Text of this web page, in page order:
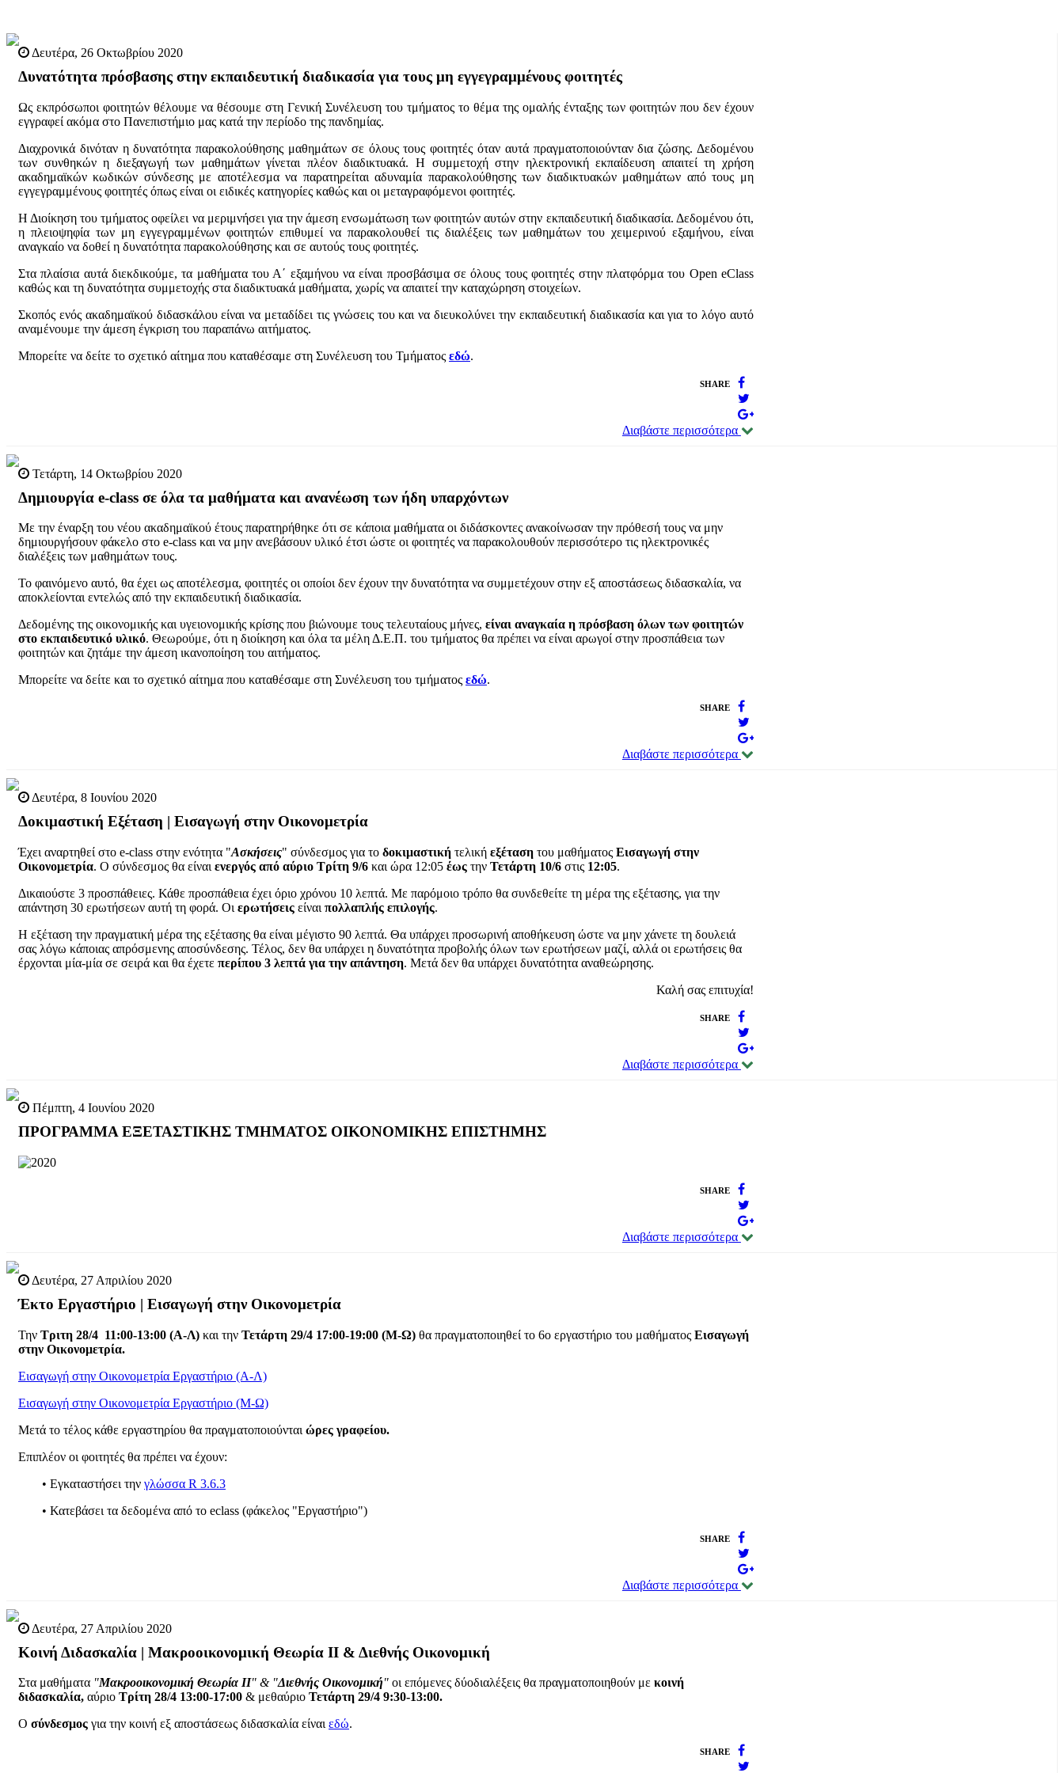
Δευτέρα, 26 Οκτωβρίου 2020
Δυνατότητα πρόσβασης στην εκπαιδευτική διαδικασία για τους μη εγγεγραμμένους φοιτητές
Ως εκπρόσωποι φοιτητών θέλουμε να θέσουμε στη Γενική Συνέλευση του τμήματος το θέμα της ομαλής ένταξης των φοιτητών που δεν έχουν
εγγραφεί ακόμα στο Πανεπιστήμιο μας κατά την περίοδο της πανδημίας.
Διαχρονικά δινόταν η δυνατότητα παρακολούθησης μαθημάτων σε όλους τους φοιτητές όταν αυτά πραγματοποιούνταν δια ζώσης. Δεδομένου
των συνθηκών η διεξαγωγή των μαθημάτων γίνεται πλέον διαδικτυακά. Η συμμετοχή στην ηλεκτρονική εκπαίδευση απαιτεί τη χρήση
ακαδημαϊκών κωδικών σύνδεσης με αποτέλεσμα να παρατηρείται αδυναμία παρακολούθησης των διαδικτυακών μαθημάτων από τους μη
εγγεγραμμένους φοιτητές όπως είναι οι ειδικές κατηγορίες καθώς και οι μεταγραφόμενοι φοιτητές.
Η Διοίκηση του τμήματος οφείλει να μεριμνήσει για την άμεση ενσωμάτωση των φοιτητών αυτών στην εκπαιδευτική διαδικασία. Δεδομένου ότι,
η πλειοψηφία των μη εγγεγραμμένων φοιτητών επιθυμεί να παρακολουθεί τις διαλέξεις των μαθημάτων του χειμερινού εξαμήνου, είναι
αναγκαίο να δοθεί η δυνατότητα παρακολούθησης και σε αυτούς τους φοιτητές.
Στα πλαίσια αυτά διεκδικούμε, τα μαθήματα του Α΄ εξαμήνου να είναι προσβάσιμα σε όλους τους φοιτητές στην πλατφόρμα του Open eClass
καθώς και τη δυνατότητα συμμετοχής στα διαδικτυακά μαθήματα, χωρίς να απαιτεί την καταχώρηση στοιχείων.
Σκοπός ενός ακαδημαϊκού διδασκάλου είναι να μεταδίδει τις γνώσεις του και να διευκολύνει την εκπαιδευτική διαδικασία και για το λόγο αυτό
αναμένουμε την άμεση έγκριση του παραπάνω αιτήματος.
Μπορείτε να δείτε το σχετικό αίτημα που καταθέσαμε στη Συνέλευση του Τμήματος εδώ.
SHARE
Διαβάστε περισσότερα
Τετάρτη, 14 Οκτωβρίου 2020
Δημιουργία e-class σε όλα τα μαθήματα και ανανέωση των ήδη υπαρχόντων
Με την έναρξη του νέου ακαδημαϊκού έτους παρατηρήθηκε ότι σε κάποια μαθήματα οι διδάσκοντες ανακοίνωσαν την πρόθεσή τους να μην
δημιουργήσουν φάκελο στο e-class και να μην ανεβάσουν υλικό έτσι ώστε οι φοιτητές να παρακολουθούν περισσότερο τις ηλεκτρονικές
διαλέξεις των μαθημάτων τους.
Το φαινόμενο αυτό, θα έχει ως αποτέλεσμα, φοιτητές οι οποίοι δεν έχουν την δυνατότητα να συμμετέχουν στην εξ αποστάσεως διδασκαλία, να
αποκλείονται εντελώς από την εκπαιδευτική διαδικασία.
Δεδομένης της οικονομικής και υγειονομικής κρίσης που βιώνουμε τους τελευταίους μήνες, είναι αναγκαία η πρόσβαση όλων των φοιτητών
στο εκπαιδευτικό υλικό. Θεωρούμε, ότι η διοίκηση και όλα τα μέλη Δ.Ε.Π. του τμήματος θα πρέπει να είναι αρωγοί στην προσπάθεια των
φοιτητών και ζητάμε την άμεση ικανοποίηση του αιτήματος.
Μπορείτε να δείτε και το σχετικό αίτημα που καταθέσαμε στη Συνέλευση του τμήματος εδώ.
SHARE
Διαβάστε περισσότερα
Δευτέρα, 8 Ιουνίου 2020
Δοκιμαστική Εξέταση | Εισαγωγή στην Οικονομετρία
Έχει αναρτηθεί στο e-class στην ενότητα "Ασκήσεις" σύνδεσμος για το δοκιμαστική τελική εξέταση του μαθήματος Εισαγωγή στην
Οικονομετρία. Ο σύνδεσμος θα είναι ενεργός από αύριο Τρίτη 9/6 και ώρα 12:05 έως την Τετάρτη 10/6 στις 12:05.
Δικαιούστε 3 προσπάθειες. Κάθε προσπάθεια έχει όριο χρόνου 10 λεπτά. Με παρόμοιο τρόπο θα συνδεθείτε τη μέρα της εξέτασης, για την
απάντηση 30 ερωτήσεων αυτή τη φορά. Οι ερωτήσεις είναι πολλαπλής επιλογής.
H εξέταση την πραγματική μέρα της εξέτασης θα είναι μέγιστο 90 λεπτά. Θα υπάρχει προσωρινή αποθήκευση ώστε να μην χάνετε τη δουλειά
σας λόγω κάποιας απρόσμενης αποσύνδεσης. Τέλος, δεν θα υπάρχει η δυνατότητα προβολής όλων των ερωτήσεων μαζί, αλλά οι ερωτήσεις θα
έρχονται μία-μία σε σειρά και θα έχετε περίπου 3 λεπτά για την απάντηση. Μετά δεν θα υπάρχει δυνατότητα αναθεώρησης.
Καλή σας επιτυχία!
SHARE
Διαβάστε περισσότερα
Πέμπτη, 4 Ιουνίου 2020
ΠΡΟΓΡΑΜΜΑ ΕΞΕΤΑΣΤΙΚΗΣ ΤΜΗΜΑΤΟΣ ΟΙΚΟΝΟΜΙΚΗΣ ΕΠΙΣΤΗΜΗΣ
SHARE
Διαβάστε περισσότερα
Δευτέρα, 27 Απριλίου 2020
Έκτο Εργαστήριο | Εισαγωγή στην Οικονομετρία
Την Τριτη 28/4 11:00-13:00 (Α-Λ) και την Τετάρτη 29/4 17:00-19:00 (Μ-Ω) θα πραγματοποιηθεί το 6ο εργαστήριο του μαθήματος Εισαγωγή
στην Οικονομετρία.
Εισαγωγή στην Οικονομετρία Εργαστήριο (Α-Λ)
Εισαγωγή στην Οικονομετρία Εργαστήριο (Μ-Ω)
Μετά το τέλος κάθε εργαστηρίου θα πραγματοποιούνται ώρες γραφείου.
Επιπλέον οι φοιτητές θα πρέπει να έχουν:
• Εγκαταστήσει την γλώσσα R 3.6.3
• Κατεβάσει τα δεδομένα από το eclass (φάκελος "Εργαστήριο")
SHARE
Διαβάστε περισσότερα
Δευτέρα, 27 Απριλίου 2020
Κοινή Διδασκαλία | Μακροοικονομική Θεωρία ΙΙ & Διεθνής Οικονομική
Στα μαθήματα "Μακροοικονομική Θεωρία ΙΙ" & "Διεθνής Οικονομική" οι επόμενες δύοδιαλέξεις θα πραγματοποιηθούν με κοινή
διδασκαλία, αύριο Τρίτη 28/4 13:00-17:00 & μεθαύριο Τετάρτη 29/4 9:30-13:00.
Ο σύνδεσμος για την κοινή εξ αποστάσεως διδασκαλία είναι εδώ.
SHARE